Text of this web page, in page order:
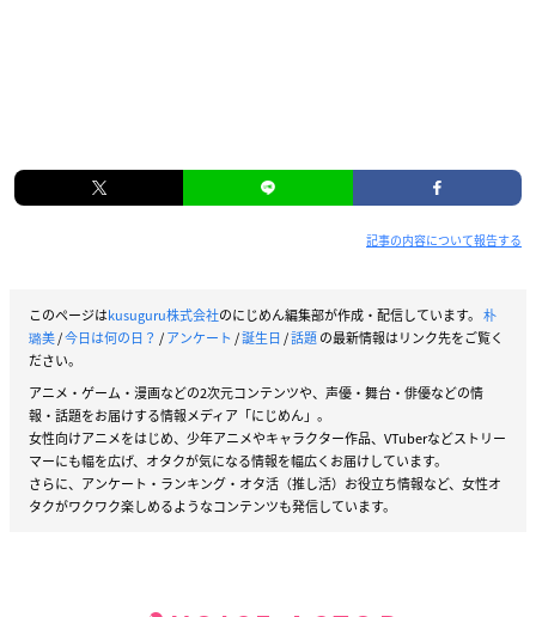
記事の内容について報告する
このページはkusuguru株式会社のにじめん編集部が作成・配信しています。 朴
璐美/今日は何の日？ /アンケート /誕生日/話題の最新情報はリンク先をご覧く
ださい。
アニメ・ゲーム・漫画などの2次元コンテンツや、声優・舞台・俳優などの情
報・話題をお届けする情報メディア「にじめん」。
女性向けアニメをはじめ、少年アニメやキャラクター作品、VTuberなどストリー
マーにも幅を広げ、オタクが気になる情報を幅広くお届けしています。
さらに、アンケート・ランキング・オタ活（推し活）お役立ち情報など、女性オ
タクがワクワク楽しめるようなコンテンツも発信しています。